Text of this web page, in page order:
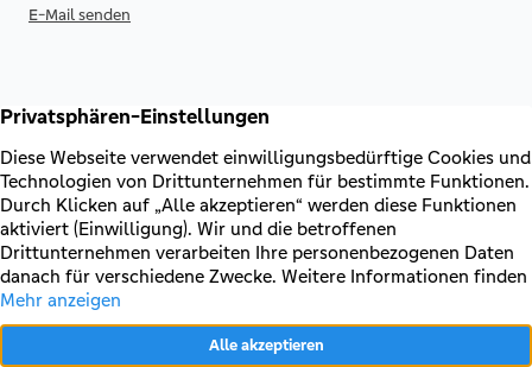
E-Mail senden
RECHTLICHES & KONTAKT
Kontakt
AGB & Sonderbedingungen
Erklärung zur Barrierefreiheit
Impressum
Datenschutz
VERTRAG WIDERRUFEN